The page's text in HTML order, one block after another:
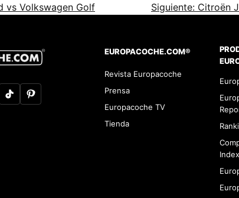
vs Volkswagen Golf Siguiente: Citroën
EUROPACOCHE.COM®
Revista Europacoche
Prensa
Europacoche TV
Tienda